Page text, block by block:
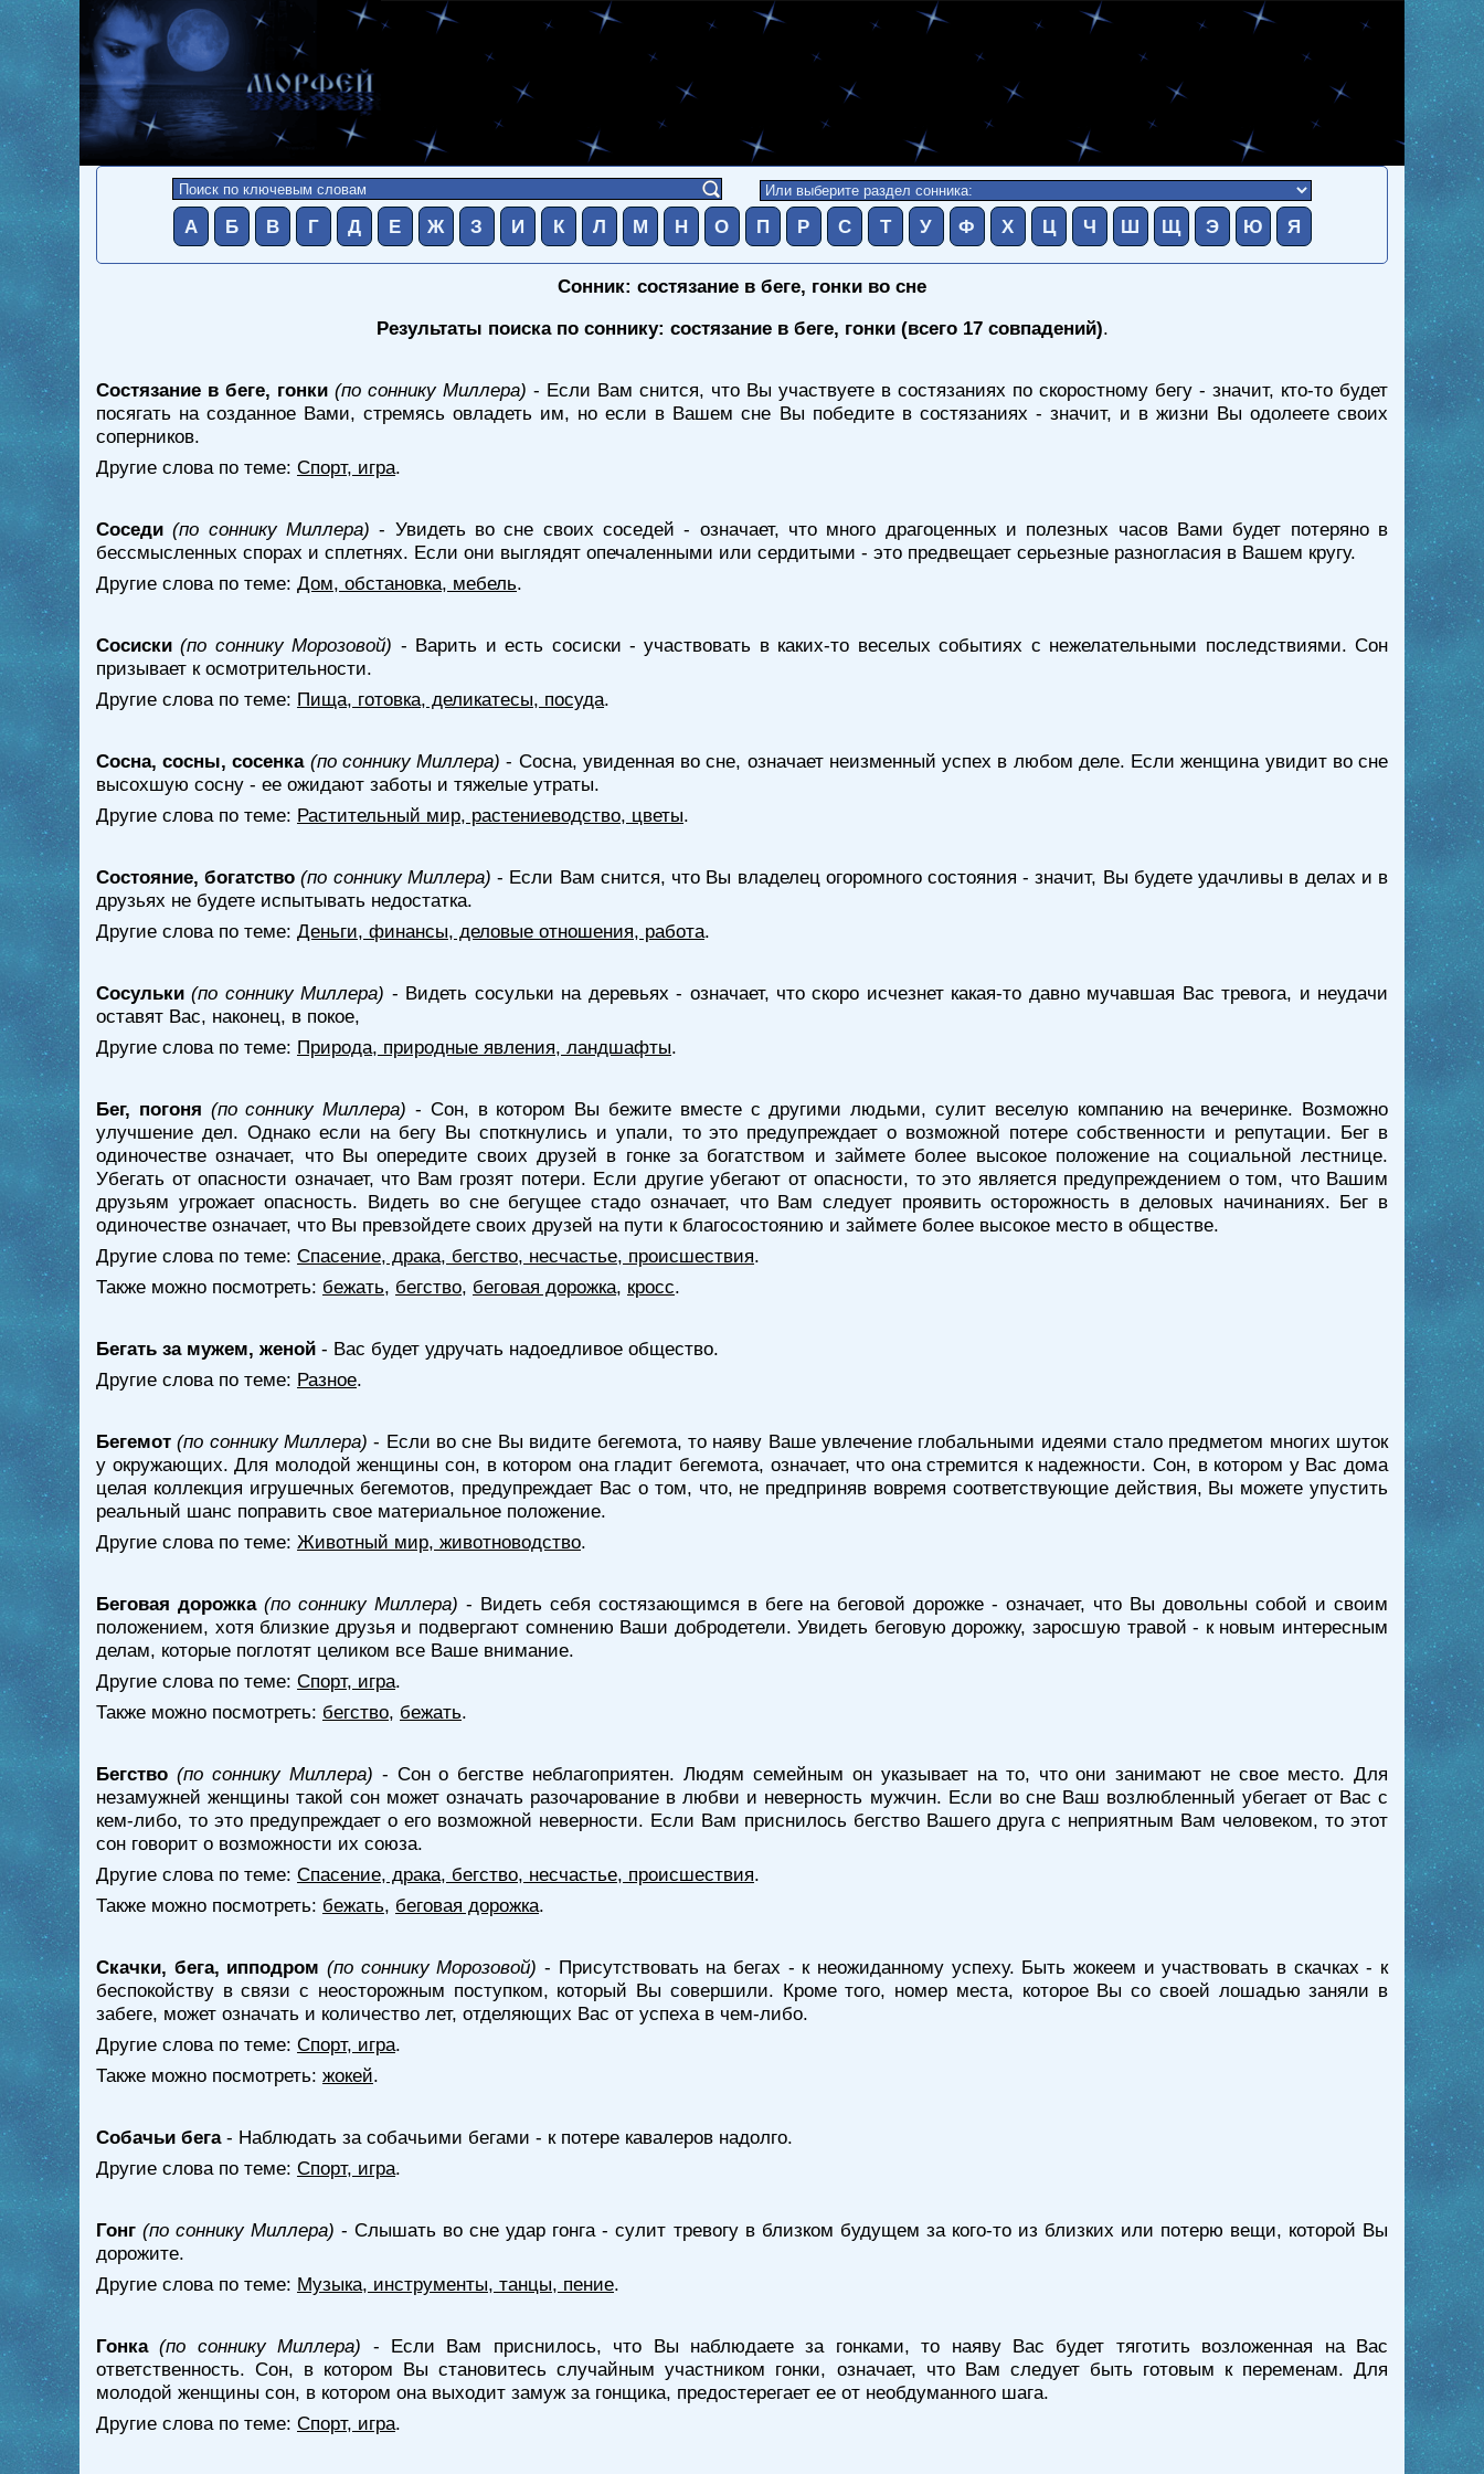
А Б В Г Д Е Ж З И К Л М Н О П Р С Т У Ф Х Ц Ч Ш Щ Э Ю Я
Сонник: состязание в беге, гонки во сне
Результаты поиска по соннику: состязание в беге, гонки (всего 17 совпадений).
Состязание в беге, гонки (по соннику Миллера) - Если Вам снится, что Вы участвуете в состязаниях по скоростному бегу - значит, кто-то будет
посягать на созданное Вами, стремясь овладеть им, но если в Вашем сне Вы победите в состязаниях - значит, и в жизни Вы одолеете своих
соперников.
Другие слова по теме: Спорт, игра.
Соседи (по соннику Миллера) - Увидеть во сне своих соседей - означает, что много драгоценных и полезных часов Вами будет потеряно в
бессмысленных спорах и сплетнях. Если они выглядят опечаленными или сердитыми - это предвещает серьезные разногласия в Вашем кругу.
Другие слова по теме: Дом, обстановка, мебель.
Сосиски (по соннику Морозовой) - Варить и есть сосиски - участвовать в каких-то веселых событиях с нежелательными последствиями. Сон
призывает к осмотрительности.
Другие слова по теме: Пища, готовка, деликатесы, посуда.
Сосна, сосны, сосенка (по соннику Миллера) - Сосна, увиденная во сне, означает неизменный успех в любом деле. Если женщина увидит во сне
высохшую сосну - ее ожидают заботы и тяжелые утраты.
Другие слова по теме: Растительный мир, растениеводство, цветы.
Состояние, богатство (по соннику Миллера) - Если Вам снится, что Вы владелец огоромного состояния - значит, Вы будете удачливы в делах и в
друзьях не будете испытывать недостатка.
Другие слова по теме: Деньги, финансы, деловые отношения, работа.
Сосульки (по соннику Миллера) - Видеть сосульки на деревьях - означает, что скоро исчезнет какая-то давно мучавшая Вас тревога, и неудачи
оставят Вас, наконец, в покое,
Другие слова по теме: Природа, природные явления, ландшафты.
Бег, погоня (по соннику Миллера) - Сон, в котором Вы бежите вместе с другими людьми, сулит веселую компанию на вечеринке. Возможно
улучшение дел. Однако если на бегу Вы споткнулись и упали, то это предупреждает о возможной потере собственности и репутации. Бег в
одиночестве означает, что Вы опередите своих друзей в гонке за богатством и займете более высокое положение на социальной лестнице.
Убегать от опасности означает, что Вам грозят потери. Если другие убегают от опасности, то это является предупреждением о том, что Вашим
друзьям угрожает опасность. Видеть во сне бегущее стадо означает, что Вам следует проявить осторожность в деловых начинаниях. Бег в
одиночестве означает, что Вы превзойдете своих друзей на пути к благосостоянию и займете более высокое место в обществе.
Другие слова по теме: Спасение, драка, бегство, несчастье, происшествия.
Также можно посмотреть: бежать, бегство, беговая дорожка, кросс.
Бегать за мужем, женой - Вас будет удручать надоедливое общество.
Другие слова по теме: Разное.
Бегемот (по соннику Миллера) - Если во сне Вы видите бегемота, то наяву Ваше увлечение глобальными идеями стало предметом многих шуток
у окружающих. Для молодой женщины сон, в котором она гладит бегемота, означает, что она стремится к надежности. Сон, в котором у Вас дома
целая коллекция игрушечных бегемотов, предупреждает Вас о том, что, не предприняв вовремя соответствующие действия, Вы можете упустить
реальный шанс поправить свое материальное положение.
Другие слова по теме: Животный мир, животноводство.
Беговая дорожка (по соннику Миллера) - Видеть себя состязающимся в беге на беговой дорожке - означает, что Вы довольны собой и своим
положением, хотя близкие друзья и подвергают сомнению Ваши добродетели. Увидеть беговую дорожку, заросшую травой - к новым интересным
делам, которые поглотят целиком все Ваше внимание.
Другие слова по теме: Спорт, игра.
Также можно посмотреть: бегство, бежать.
Бегство (по соннику Миллера) - Сон о бегстве неблагоприятен. Людям семейным он указывает на то, что они занимают не свое место. Для
незамужней женщины такой сон может означать разочарование в любви и неверность мужчин. Если во сне Ваш возлюбленный убегает от Вас с
кем-либо, то это предупреждает о его возможной неверности. Если Вам приснилось бегство Вашего друга с неприятным Вам человеком, то этот
сон говорит о возможности их союза.
Другие слова по теме: Спасение, драка, бегство, несчастье, происшествия.
Также можно посмотреть: бежать, беговая дорожка.
Скачки, бега, ипподром (по соннику Морозовой) - Присутствовать на бегах - к неожиданному успеху. Быть жокеем и участвовать в скачках - к
беспокойству в связи с неосторожным поступком, который Вы совершили. Кроме того, номер места, которое Вы со своей лошадью заняли в
забеге, может означать и количество лет, отделяющих Вас от успеха в чем-либо.
Другие слова по теме: Спорт, игра.
Также можно посмотреть: жокей.
Собачьи бега - Наблюдать за собачьими бегами - к потере кавалеров надолго.
Другие слова по теме: Спорт, игра.
Гонг (по соннику Миллера) - Слышать во сне удар гонга - сулит тревогу в близком будущем за кого-то из близких или потерю вещи, которой Вы
дорожите.
Другие слова по теме: Музыка, инструменты, танцы, пение.
Гонка (по соннику Миллера) - Если Вам приснилось, что Вы наблюдаете за гонками, то наяву Вас будет тяготить возложенная на Вас
ответственность. Сон, в котором Вы становитесь случайным участником гонки, означает, что Вам следует быть готовым к переменам. Для
молодой женщины сон, в котором она выходит замуж за гонщика, предостерегает ее от необдуманного шага.
Другие слова по теме: Спорт, игра.